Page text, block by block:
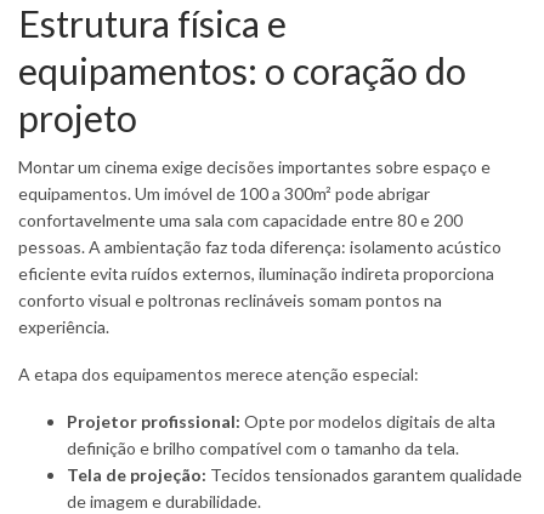
Estrutura física e
equipamentos: o coração do
projeto
Montar um cinema exige decisões importantes sobre espaço e
equipamentos. Um imóvel de 100 a 300m² pode abrigar
confortavelmente uma sala com capacidade entre 80 e 200
pessoas. A ambientação faz toda diferença: isolamento acústico
eficiente evita ruídos externos, iluminação indireta proporciona
conforto visual e poltronas reclináveis somam pontos na
experiência.
A etapa dos equipamentos merece atenção especial:
Projetor profissional: Opte por modelos digitais de alta
definição e brilho compatível com o tamanho da tela.
Tela de projeção: Tecidos tensionados garantem qualidade
de imagem e durabilidade.